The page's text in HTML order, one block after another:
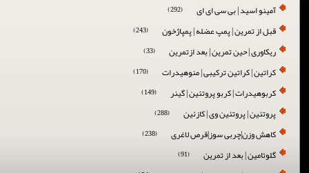
آمینو اسید | بی سی ای ای (292)
قبل از تمرین | پمپ عضله | پمپاژخون (243)
ریکاوری | حین تمرین | بعد ازتمرین (33)
کراتین | کراتین ترکیبی | منوهیدرات (170)
کربوهیدرات | کربو پروتئین | گینر (149)
پروتئین | پروتئین وی | کازئین (288)
کاهش وزن|چربی سوز|قرص لاغری (238)
گلوتامین | بعد از تمرین (91)